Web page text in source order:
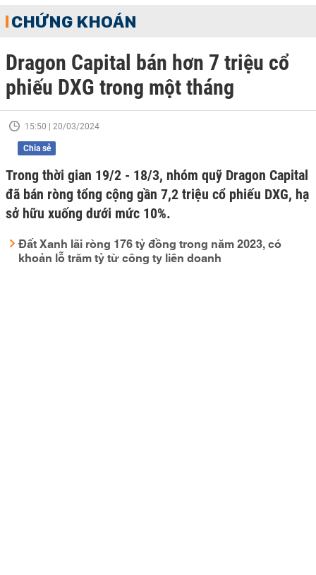
CHỨNG KHOÁN
Dragon Capital bán hơn 7 triệu cổ
phiếu DXG trong một tháng
15:50 | 20/03/2024
Chia sẻ
Trong thời gian 19/2 - 18/3, nhóm quỹ Dragon Capital
đã bán ròng tổng cộng gần 7,2 triệu cổ phiếu DXG, hạ
sở hữu xuống dưới mức 10%.
Đất Xanh lãi ròng 176 tỷ đồng trong năm 2023, có
khoản lỗ trăm tỷ từ công ty liên doanh